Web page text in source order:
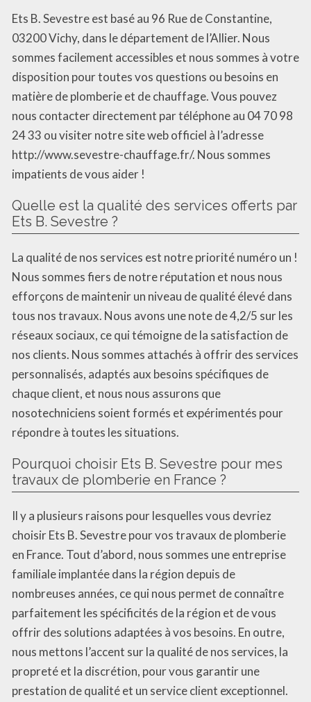
Ets B. Sevestre est basé au 96 Rue de Constantine,
03200 Vichy, dans le département de l’Allier. Nous
sommes facilement accessibles et nous sommes à votre
disposition pour toutes vos questions ou besoins en
matière de plomberie et de chauffage. Vous pouvez
nous contacter directement par téléphone au 04 70 98
24 33 ou visiter notre site web officiel à l’adresse
http://www.sevestre-chauffage.fr/. Nous sommes
impatients de vous aider !
Quelle est la qualité des services offerts par
Ets B. Sevestre ?
La qualité de nos services est notre priorité numéro un !
Nous sommes fiers de notre réputation et nous nous
efforçons de maintenir un niveau de qualité élevé dans
tous nos travaux. Nous avons une note de 4,2/5 sur les
réseaux sociaux, ce qui témoigne de la satisfaction de
nos clients. Nous sommes attachés à offrir des services
personnalisés, adaptés aux besoins spécifiques de
chaque client, et nous nous assurons que
nosotechniciens soient formés et expérimentés pour
répondre à toutes les situations.
Pourquoi choisir Ets B. Sevestre pour mes
travaux de plomberie en France ?
Il y a plusieurs raisons pour lesquelles vous devriez
choisir Ets B. Sevestre pour vos travaux de plomberie
en France. Tout d’abord, nous sommes une entreprise
familiale implantée dans la région depuis de
nombreuses années, ce qui nous permet de connaître
parfaitement les spécificités de la région et de vous
offrir des solutions adaptées à vos besoins. En outre,
nous mettons l’accent sur la qualité de nos services, la
propreté et la discrétion, pour vous garantir une
prestation de qualité et un service client exceptionnel.